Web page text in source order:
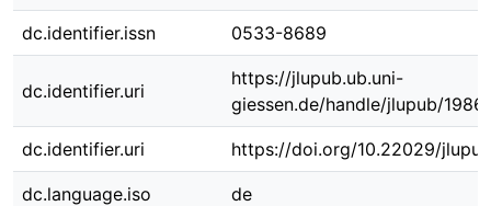
dc.identifier.issn 0533-8689
dc.identifier.uri
https://jlupub.ub.uni-
giessen.de/handle/jlupub/19861
dc.identifier.uri https://doi.org/10.22029/
dc.language.iso de